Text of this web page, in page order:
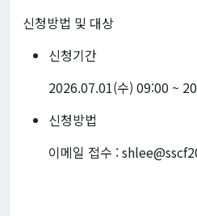
신청방법 및 대상
신청기간
2026.07.01(수) 09:00 ~
신청방법
이메일 접수 :